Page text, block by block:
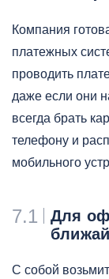
Компания
платежных
проводить
даже если они
всегда брать
телефону и
мобильного
7.1
Для
С собой